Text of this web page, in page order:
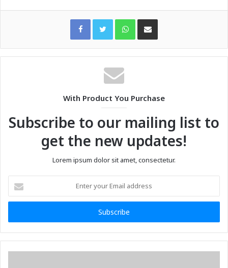
WhatsAppShare via Email
With Product You Purchase
Subscribe to our mailing list to
get the new updates!
Lorem ipsum dolor sit amet, consectetur.
your
Email